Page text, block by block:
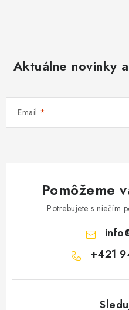
Aktuálne novinky
Email
Pomôžeme
Potrebujete s niečím
info
+421